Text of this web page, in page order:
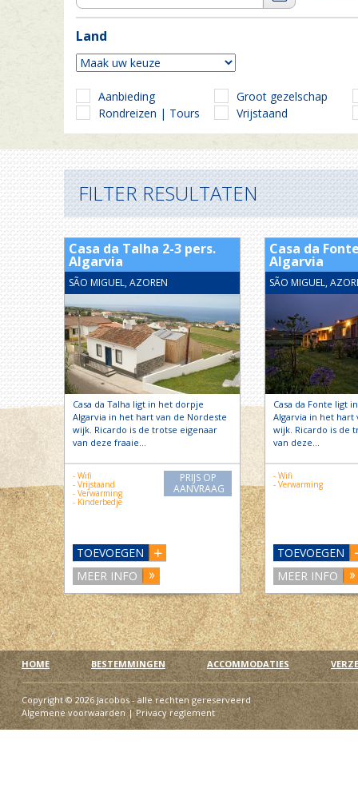
Land
Aanbieding
Groot gezelschap
Rondreizen | Tours
Vrijstaand
FILTER RESULTATEN
Casa da Talha 2-3 pers.
Algarvia
SÃO MIGUEL, AZOREN
Casa da Talha ligt in het dorpje
Algarvia in het hart van de Nordeste
wijk. Ricardo is de trotse eigenaar
van deze fraaie…
- Wifi
- Vrijstaand
- Verwarming
- Kinderbedje
PRIJS OP
AANVRAAG
TOEVOEGEN
MEER INFO
Casa da
Algarvia
SÃO MIGUEL,
Casa da Fonte ligt
Algarvia in het hart
wijk. Ricardo is de
van deze…
- Wifi
- Verwarming
TOEVOEGEN
MEER INFO
HOME BESTEMMINGEN ACCOMMODATIES
Copyright © 2026 Jacobos - alle rechten gereserveerd
Algemene voorwaarden|Privacy reglement